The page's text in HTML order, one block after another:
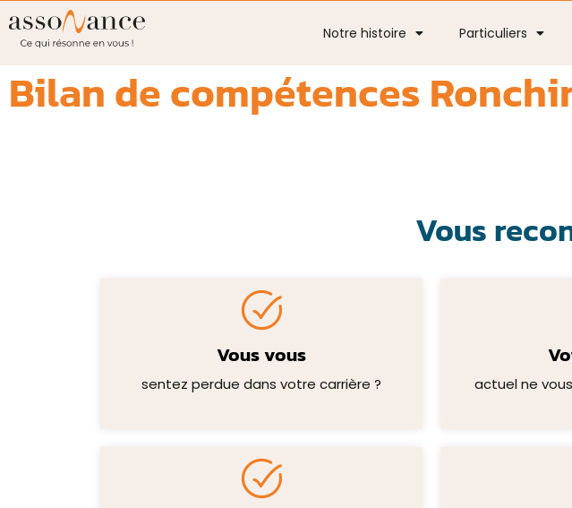
Notre histoire Particuliers
Bilan de compétences
Vous
Vous vous
sentez perdue dans votre carrière ? actuel ne